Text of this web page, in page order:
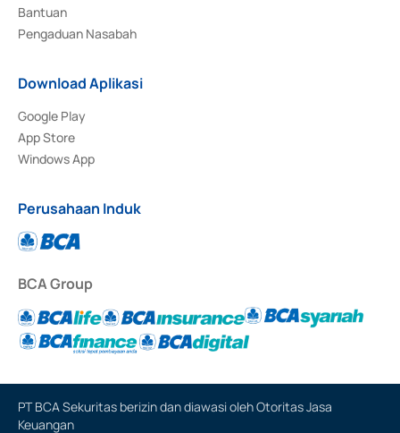
Bantuan
Pengaduan Nasabah
Download Aplikasi
Google Play
App Store
Windows App
Perusahaan Induk
BCA Group
PT BCA Sekuritas berizin dan diawasi oleh Otoritas Jasa
Keuangan